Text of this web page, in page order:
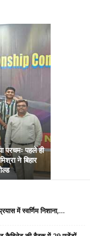
परचमः पहले ही
ने बिहार
में स्वर्णिम निशाना,...